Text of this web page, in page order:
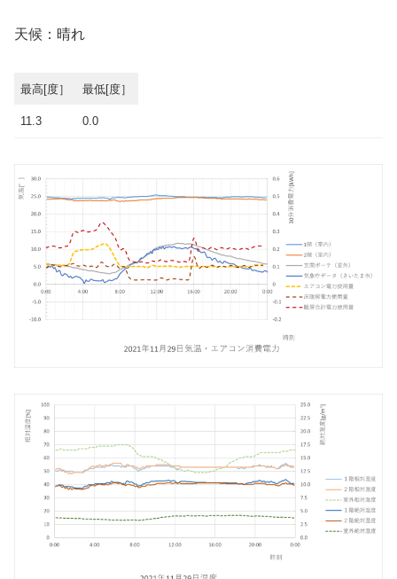
天候：晴れ
最高[度］ 最低[度］
11.3 0.0